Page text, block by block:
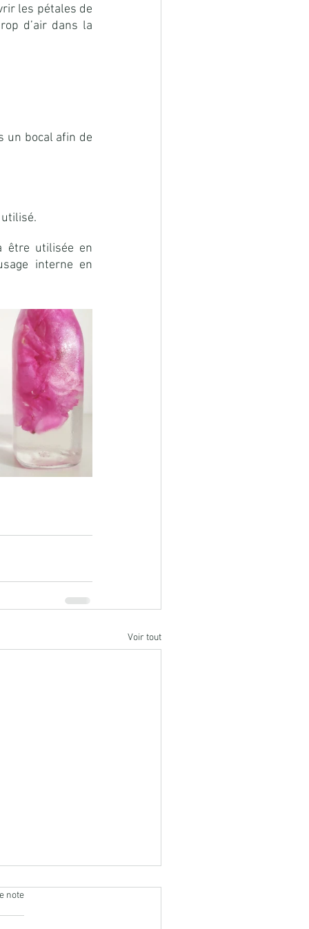
les pétales de
d’air dans la
un bocal afin de
être utilisée en
interne en
Voir tout
note